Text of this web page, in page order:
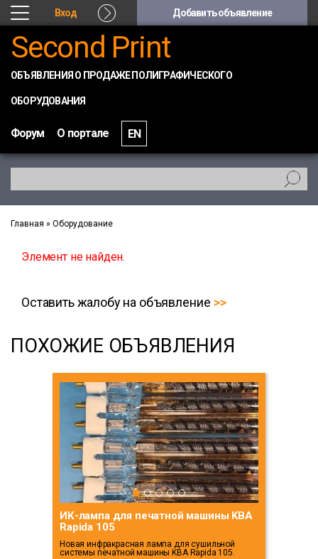
Вход Добавить объявление
Second Print
ОБЪЯВЛЕНИЯ О ПРОДАЖЕ ПОЛИГРАФИЧЕСКОГО
ОБОРУДОВАНИЯ
Форум О портале EN
Главная » Оборудование
Элемент не найден.
Оставить жалобу на объявление
ПОХОЖИЕ ОБЪЯВЛЕНИЯ
ИК-лампа для печатной машины KBA
Rapida 105
Новая инфракрасная лампа для сушильной
системы печатной машины KBA Rapida 105.